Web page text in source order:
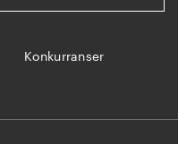
Konkurranser